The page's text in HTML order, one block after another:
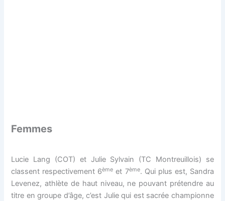
Femmes
Lucie Lang (COT) et Julie Sylvain (TC Montreuillois) se
classent respectivement 6ème et 7ème. Qui plus est, Sandra
Levenez, athlète de haut niveau, ne pouvant prétendre au
titre en groupe d’âge, c’est Julie qui est sacrée championne